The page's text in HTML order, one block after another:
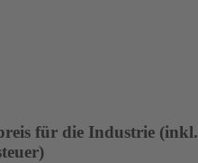
für die Industrie (inkl.